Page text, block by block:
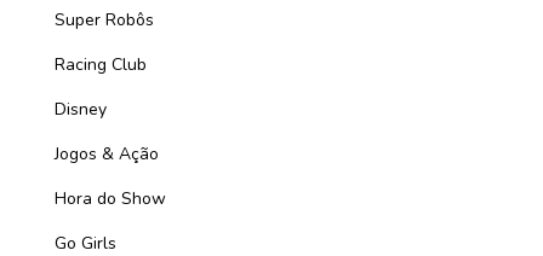
Super Robôs
Racing Club
Disney
Jogos & Ação
Hora do Show
Go Girls